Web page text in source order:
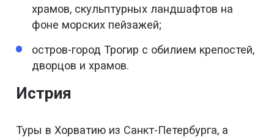
храмов, скульптурных ландшафтов на
фоне морских пейзажей;
остров-город Трогир с обилием крепостей,
дворцов и храмов.
Истрия
Туры в Хорватию из Санкт-Петербурга, а